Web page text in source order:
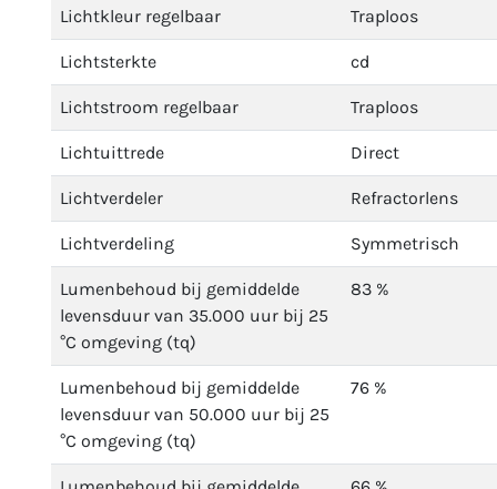
Lichtkleur regelbaar Traploos
Lichtsterkte cd
Lichtstroom regelbaar Traploos
Lichtuittrede Direct
Lichtverdeler Refractorlens
Lichtverdeling Symmetrisch
Lumenbehoud bij gemiddelde
levensduur van 35.000 uur bij 25
°C omgeving (tq)
83 %
Lumenbehoud bij gemiddelde
levensduur van 50.000 uur bij 25
°C omgeving (tq)
76 %